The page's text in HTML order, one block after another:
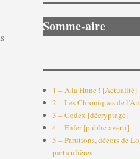
Somme-aire
1 – A la Hune ! [Actualité]
2 – Les Chroniques de
3 – Codex [décryptage]
4 – Enfer [public averti]
5 – Parutions, décors de
particulières